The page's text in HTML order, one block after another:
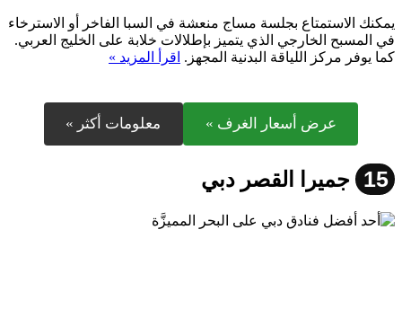
يمكنك الاستمتاع بجلسة مساج منعشة في السبا الفاخر أو الاسترخاء
في المسبح الخارجي الذي يتميز بإطلالات خلابة على الخليج العربي.
كما يوفر مركز اللياقة البدنية المجهز. اقرأ المزيد »
عرض أسعار الغرف » معلومات أكثر »
15 جميرا القصر دبي